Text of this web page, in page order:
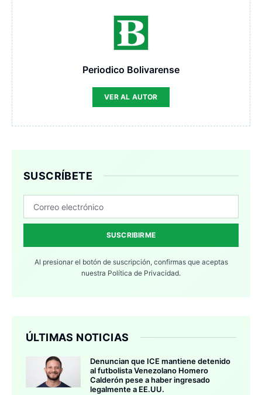
Periodico Bolivarense
VER AL AUTOR
SUSCRÍBETE
SUSCRIBIRME
Al presionar el botón de suscripción, confirmas que aceptas
nuestra Política de Privacidad.
ÚLTIMAS NOTICIAS
Denuncian que ICE mantiene detenido
al futbolista Venezolano Homero
Calderón pese a haber ingresado
legalmente a EE.UU.